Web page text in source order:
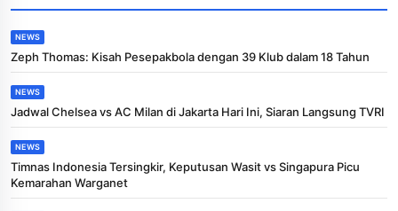
NEWS
Zeph Thomas: Kisah Pesepakbola dengan 39 Klub dalam 18 Tahun
NEWS
Jadwal Chelsea vs AC Milan di Jakarta Hari Ini, Siaran Langsung TVRI
NEWS
Timnas Indonesia Tersingkir, Keputusan Wasit vs Singapura Picu
Kemarahan Warganet